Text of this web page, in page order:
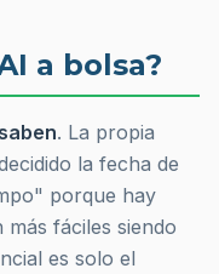
a bolsa?
. La propia
la fecha de
porque hay
fáciles siendo
es solo el